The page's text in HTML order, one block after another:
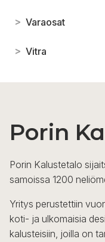
> Varaosat
> Vitra
Porin
Porin Kalustetalo
samoissa 1200
Yritys perustettiin
koti- ja ulkomaisia
kalusteisiin, joilla on